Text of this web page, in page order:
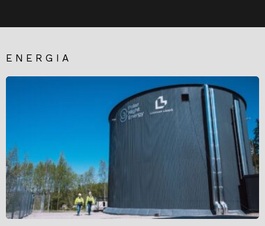
ENERGIA